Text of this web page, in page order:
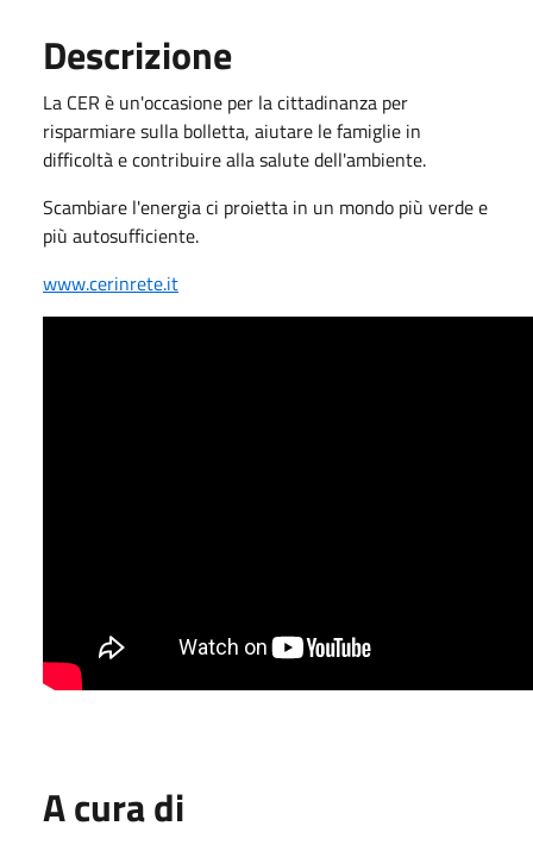
Descrizione
La CER è un'occasione per la cittadinanza per
risparmiare sulla bolletta, aiutare le famiglie in
difficoltà e contribuire alla salute dell'ambiente.
Scambiare l'energia ci proietta in un mondo più verde e
più autosufficiente.
www.cerinrete.it
A cura di